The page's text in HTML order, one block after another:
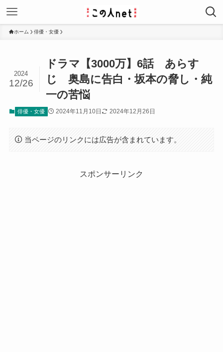
ホーム 俳優・女優
ドラマ【3000万】6話 あらす
じ 奥島に告白・坂本の脅し・純
一の苦悩
2024
12/26
俳優・女優 2024年11月10日 2024年12月26日
当ページのリンクには広告が含まれています。
スポンサーリンク